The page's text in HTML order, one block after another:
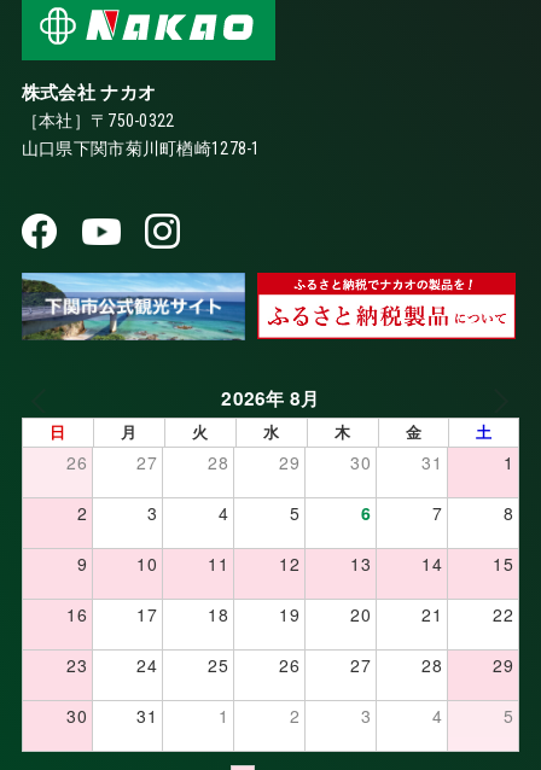
株式会社 ナカオ
［本社］〒750-0322
山口県下関市菊川町楢崎1278-1
2026年 8月
日 月 火 水 木 金 土
26 27 28 29 30 31 1
2 3 4 5 6 7 8
9 10 11 12 13 14 15
16 17 18 19 20 21 22
23 24 25 26 27 28 29
30 31 1 2 3 4 5